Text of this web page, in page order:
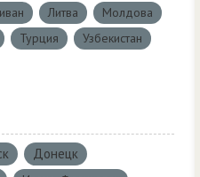
Литва Молдова
Турция Узбекистан
Донецк